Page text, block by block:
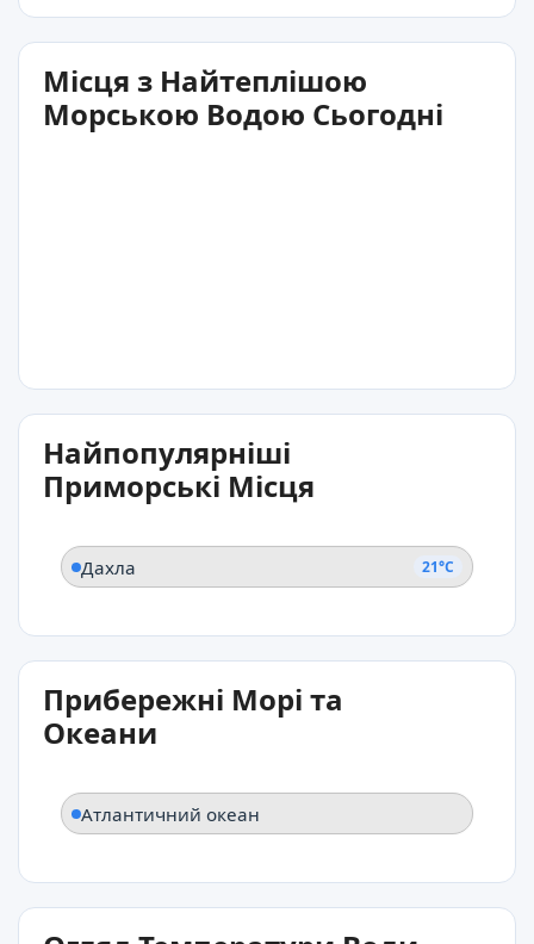
Місця з Найтеплішою
Морською Водою Сьогодні
21°C
Дахла
Найпопулярніші
Приморські Місця
Дахла 21°C
Прибережні Морі та
Океани
Атлантичний океан